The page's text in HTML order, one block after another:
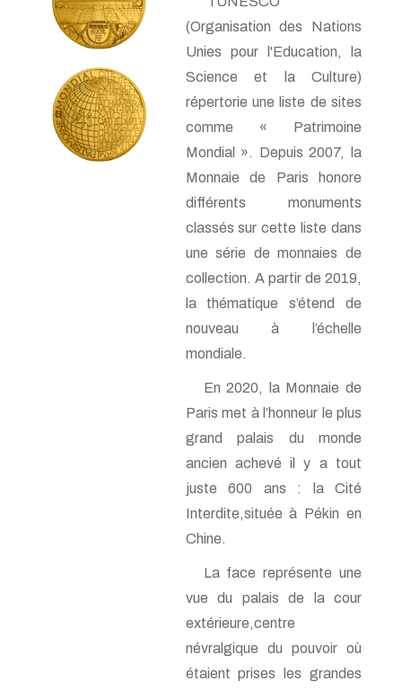
(Organisation des Nations
Unies pour l'Education, la
Science et la Culture)
répertorie une liste de sites
comme « Patrimoine
Mondial ». Depuis 2007, la
Monnaie de Paris honore
différents monuments
classés sur cette liste dans
une série de monnaies de
collection. A partir de 2019,
la thématique s’étend de
nouveau à l’échelle
mondiale.
En 2020, la Monnaie de
Paris met à l’honneur le plus
grand palais du monde
ancien achevé il y a tout
juste 600 ans : la Cité
Interdite,située à Pékin en
Chine.
La face représente une
vue du palais de la cour
extérieure,centre
névralgique du pouvoir où
étaient prises les grandes